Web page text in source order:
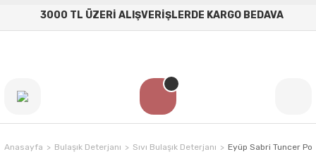
3000 TL ÜZERİ ALIŞVERİŞLERDE KARGO BEDAVA
Anasayfa Bulaşık Deterjanı Sıvı Bulaşık Deterjanı Eyüp Sabri Tuncer